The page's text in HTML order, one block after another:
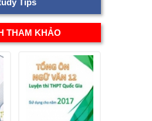
THAM KHẢO